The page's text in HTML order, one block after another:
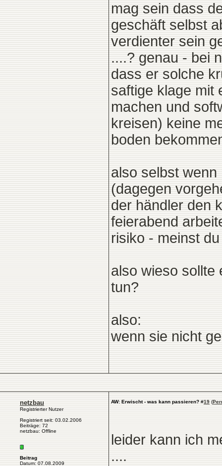
mag sein dass
geschäft selbst
verdienter sein
....? genau - bei
dass er solche
saftige klage mit
machen und
kreisen) keine
boden
also selbst
(dagegen
der händler den
feierabend
risiko - meinst
also wieso sollte
tun?
also:
wenn sie nicht
netzbau
Registrierter Nutzer
Registriert seit: 03.02.2006
Beiträge: 72
netzbau: Offline
Beitrag
Datum: 07.08.2009
AW: Erwischt - was kann passieren? #19 (
leider kann ich
....